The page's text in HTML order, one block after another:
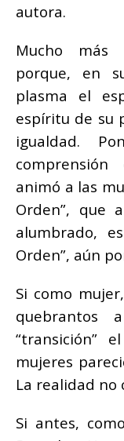
autora.
Mucho más
porque, en
plasma el
espíritu de su
igualdad.
animó a las
Orden”, que
alumbrado,
Orden”, aún
Si como
quebrantos
“transición”
mujeres
La realidad no
Si antes,